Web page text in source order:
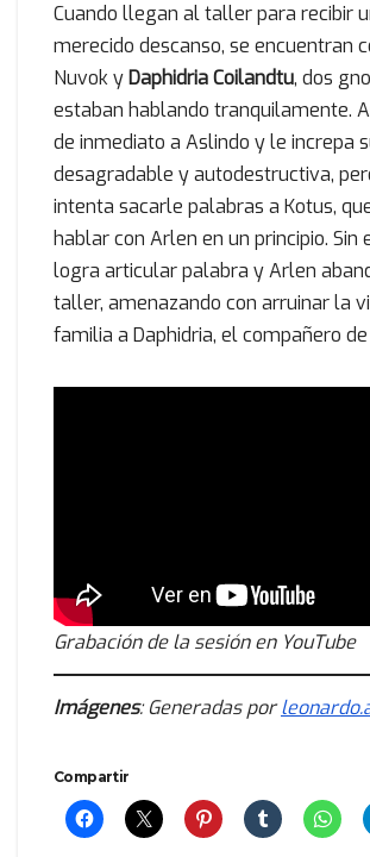
Cuando llegan al taller para recibir
merecido descanso, se encuentran
Nuvok y Daphidria Coilandtu, dos
estaban hablando tranquilamente.
de inmediato a Aslindo y le increpa
desagradable y autodestructiva,
intenta sacarle palabras a Kotus,
hablar con Arlen en un principio. Sin
logra articular palabra y Arlen
taller, amenazando con arruinar la
familia a Daphidria, el compañero de
Grabación de la sesión en YouTube
Imágenes: Generadas por
Compartir